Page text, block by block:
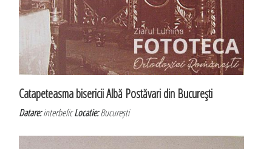
Catapeteasma bisericii Albă Postăvari din Bucureşti
Datare:interbelicLocatie:București